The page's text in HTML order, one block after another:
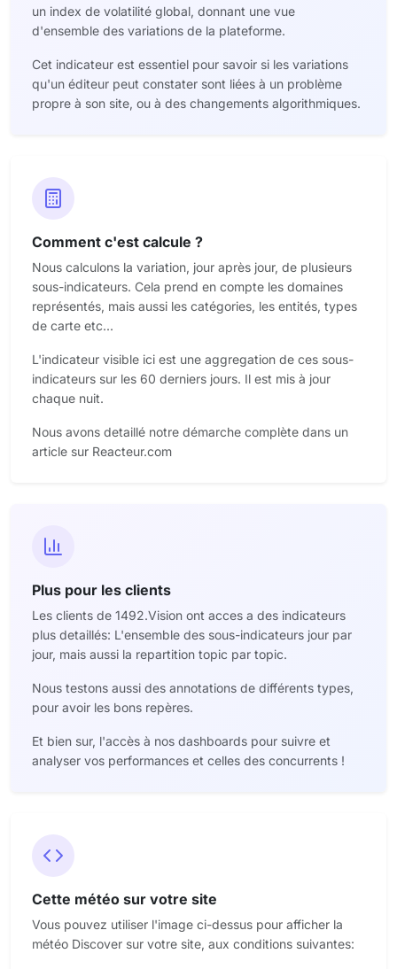
un index de volatilité global, donnant une vue
d'ensemble des variations de la plateforme.
Cet indicateur est essentiel pour savoir si les variations
qu'un éditeur peut constater sont liées à un problème
propre à son site, ou à des changements algorithmiques.
Comment c'est calcule ?
Nous calculons la variation, jour après jour, de plusieurs
sous-indicateurs. Cela prend en compte les domaines
représentés, mais aussi les catégories, les entités, types
de carte etc...
L'indicateur visible ici est une aggregation de ces sous-
indicateurs sur les 60 derniers jours. Il est mis à jour
chaque nuit.
Nous avons detaillé notre démarche complète dans un
article sur Reacteur.com
Plus pour les clients
Les clients de 1492.Vision ont acces a des indicateurs
plus detaillés: L'ensemble des sous-indicateurs jour par
jour, mais aussi la repartition topic par topic.
Nous testons aussi des annotations de différents types,
pour avoir les bons repères.
Et bien sur, l'accès à nos dashboards pour suivre et
analyser vos performances et celles des concurrents !
Cette météo sur votre site
Vous pouvez utiliser l'image ci-dessus pour afficher la
météo Discover sur votre site, aux conditions suivantes: